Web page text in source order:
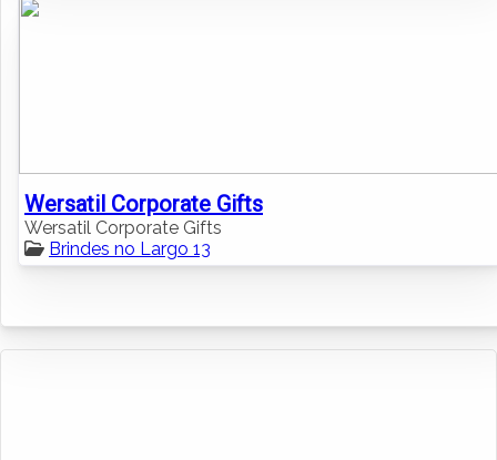
Wersatil Corporate Gifts
Wersatil Corporate Gifts
Brindes no Largo 13